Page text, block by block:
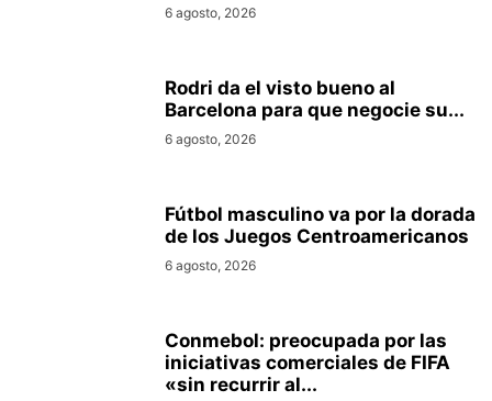
6 agosto, 2026
Rodri da el visto bueno al
Barcelona para que negocie su...
6 agosto, 2026
Fútbol masculino va por la dorada
de los Juegos Centroamericanos
6 agosto, 2026
Conmebol: preocupada por las
iniciativas comerciales de FIFA
«sin recurrir al...